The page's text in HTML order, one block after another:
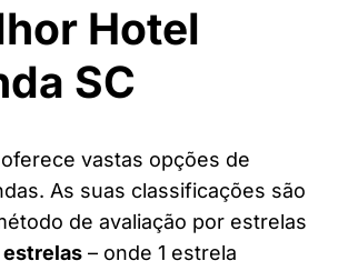
Hotel
SC
vastas opções de
As suas classificações são
de avaliação por estrelas
estrelas – onde 1 estrela